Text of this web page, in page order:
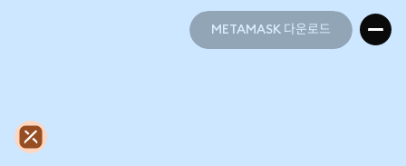
METAMASK 다운로드